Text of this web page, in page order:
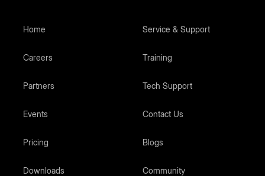
Home
Careers
Partners
Events
Pricing
Downloads
Service & Support
Training
Tech Support
Contact Us
Blogs
Community